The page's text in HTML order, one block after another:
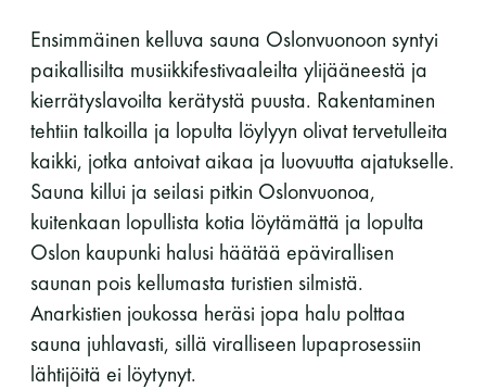
Ensimmäinen kelluva sauna Oslonvuonoon syntyi
paikallisilta musiikkifestivaaleilta ylijääneestä ja
kierrätyslavoilta kerätystä puusta. Rakentaminen
tehtiin talkoilla ja lopulta löylyyn olivat tervetulleita
kaikki, jotka antoivat aikaa ja luovuutta ajatukselle.
Sauna killui ja seilasi pitkin Oslonvuonoa,
kuitenkaan lopullista kotia löytämättä ja lopulta
Oslon kaupunki halusi häätää epävirallisen
saunan pois kellumasta turistien silmistä.
Anarkistien joukossa heräsi jopa halu polttaa
sauna juhlavasti, sillä viralliseen lupaprosessiin
lähtijöitä ei löytynyt.